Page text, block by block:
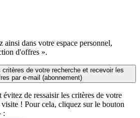
ainsi dans votre espace personnel,
d'offres ».
de votre recherche et recevoir les
par e-mail (abonnement)
évitez de ressaisir les critères de votre
visite ! Pour cela, cliquez sur le bouton
: